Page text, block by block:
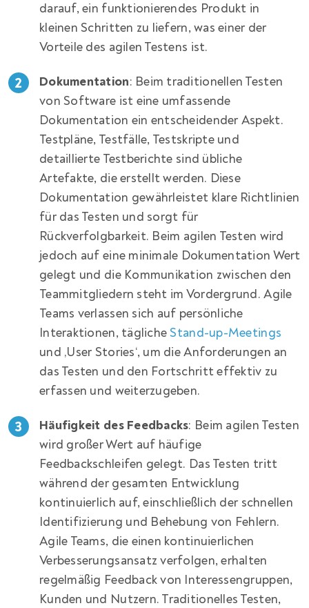
darauf, ein funktionierendes Produkt in
kleinen Schritten zu liefern, was einer der
Vorteile des agilen Testens ist.
Dokumentation: Beim traditionellen Testen
von Software ist eine umfassende
Dokumentation ein entscheidender Aspekt.
Testpläne, Testfälle, Testskripte und
detaillierte Testberichte sind übliche
Artefakte, die erstellt werden. Diese
Dokumentation gewährleistet klare Richtlinien
für das Testen und sorgt für
Rückverfolgbarkeit. Beim agilen Testen wird
jedoch auf eine minimale Dokumentation Wert
gelegt und die Kommunikation zwischen den
Teammitgliedern steht im Vordergrund. Agile
Teams verlassen sich auf persönliche
Interaktionen, täglicheStand-up-Meetings
und ‚User Stories‘, um die Anforderungen an
das Testen und den Fortschritt effektiv zu
erfassen und weiterzugeben.
Häufigkeit des Feedbacks: Beim agilen Testen
wird großer Wert auf häufige
Feedbackschleifen gelegt. Das Testen tritt
während der gesamten Entwicklung
kontinuierlich auf, einschließlich der schnellen
Identifizierung und Behebung von Fehlern.
Agile Teams, die einen kontinuierlichen
Verbesserungsansatz verfolgen, erhalten
regelmäßig Feedback von Interessengruppen,
Kunden und Nutzern. Traditionelles Testen,